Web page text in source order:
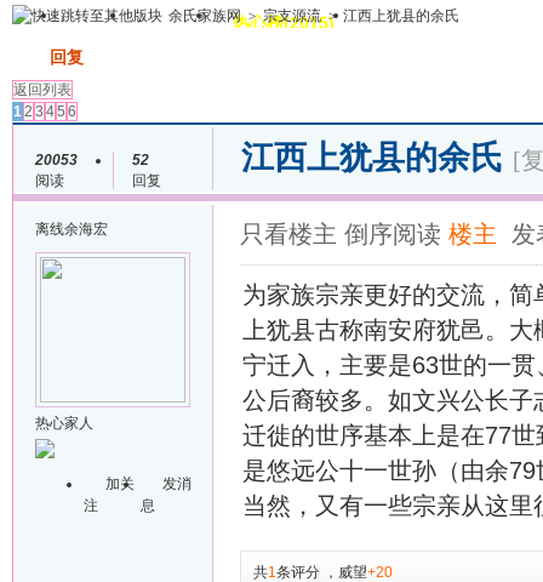
我的 讨论区 热心榜(2015) 风采堂
余氏家族网 > 宗支源流 > 江西上犹县的余氏
回复
返回列表
12 3 45 6
20053
阅读
52
回复
江西上犹县的余氏 [
离线余海宏
热心家人
加关
注
发消
息
只看楼主 倒序阅读 楼主 发
为家族宗亲更好的交流，
上犹县古称南安府犹邑。
宁迁入，主要是63世的一
公后裔较多。如文兴公长
迁徙的世序基本上是在77
是悠远公十一世孙（由余
当然，又有一些宗亲从这
共1条评分 ， 威望+20